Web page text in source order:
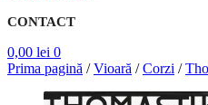
CONTACT
0,00 lei 0
Prima pagină /Vioară /Corzi /